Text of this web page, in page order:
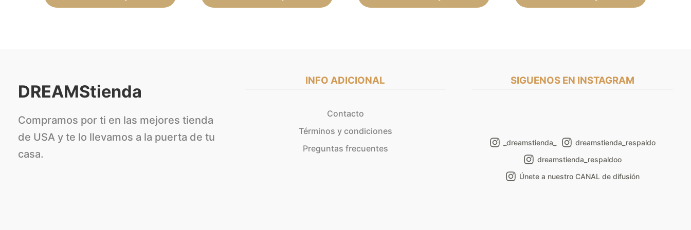
DREAMStienda
Compramos por ti en las mejores tienda
de USA y te lo llevamos a la puerta de tu
casa.
INFO ADICIONAL
Contacto
Términos y condiciones
Preguntas frecuentes
SIGUENOS EN INSTAGRAM
_dreamstienda_
dreamstienda_respaldo
dreamstienda_respaldoo
Únete a nuestro CANAL de difusión